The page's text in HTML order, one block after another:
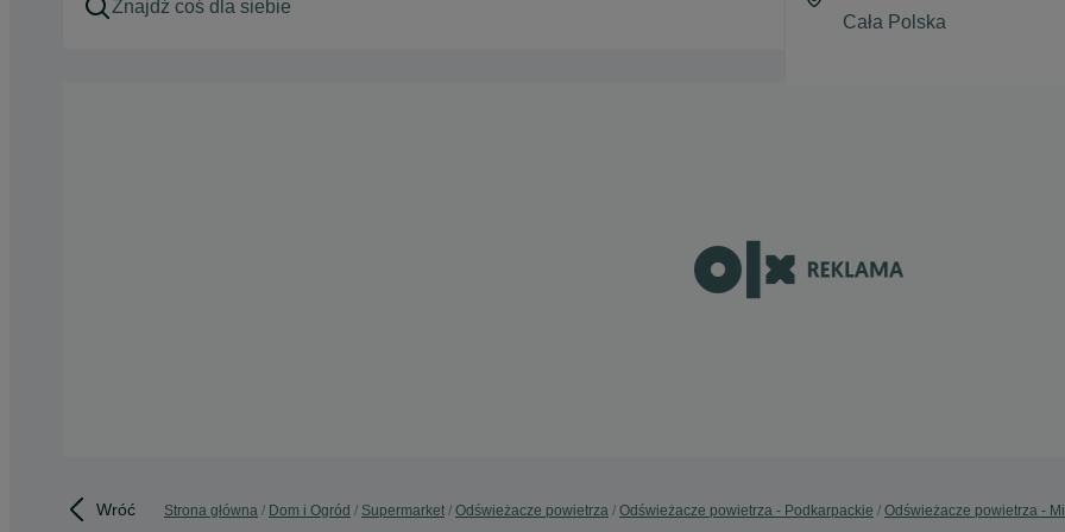
Wróć Strona główna Dom i Ogród Supermarket Odświeżacze powietrza Odświeżacze powietrza - Podkarpackie Odświeżacze powietrza -